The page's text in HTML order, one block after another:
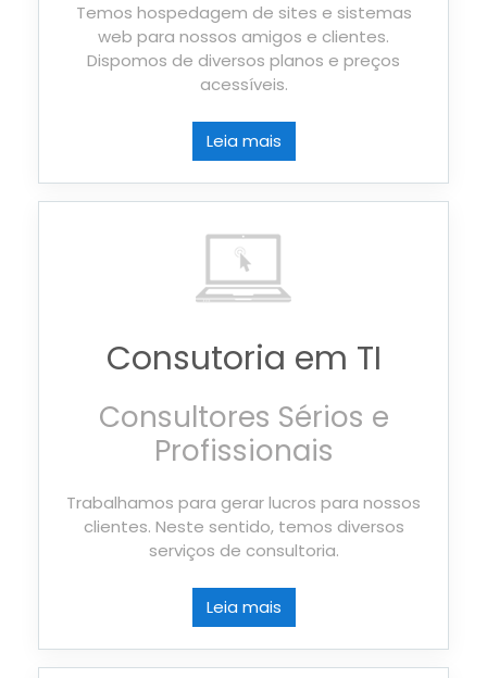
Temos hospedagem de sites e sistemas
web para nossos amigos e clientes.
Dispomos de diversos planos e preços
acessíveis.
Leia mais
Consutoria em TI
Consultores Sérios e
Profissionais
Trabalhamos para gerar lucros para nossos
clientes. Neste sentido, temos diversos
serviços de consultoria.
Leia mais